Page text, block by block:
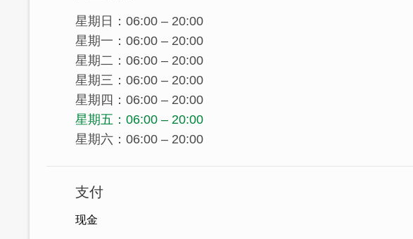
星期日：06:00 – 20:00
星期一：06:00 – 20:00
星期二：06:00 – 20:00
星期三：06:00 – 20:00
星期四：06:00 – 20:00
星期五：06:00 – 20:00
星期六：06:00 – 20:00
支付
现金